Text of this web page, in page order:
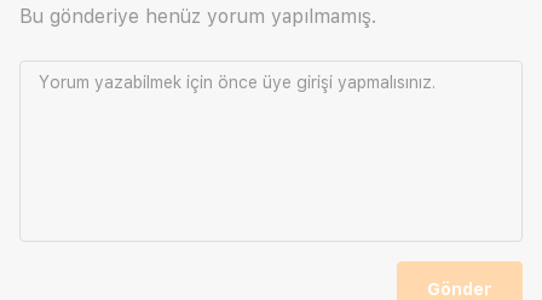
Bu gönderiye henüz yorum yapılmamış.
Yorum yazabilmek için önce üye girişi yapmalısınız.
Gönder